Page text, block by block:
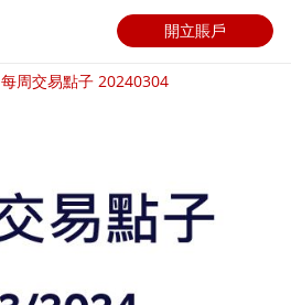
開立賬戶
每周交易點子 20240304